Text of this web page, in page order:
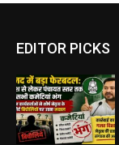
EDITOR PICKS